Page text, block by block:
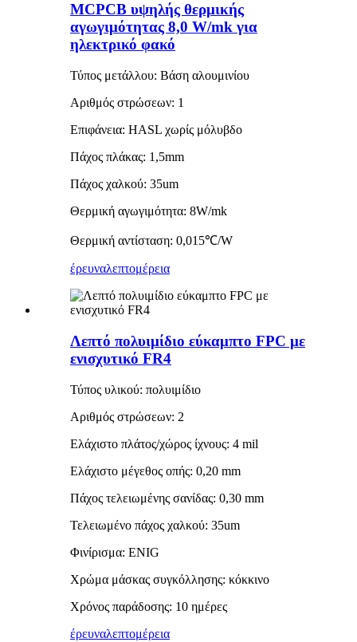
MCPCB υψηλής θερμικής
αγωγιμότητας 8,0 W/mk για
ηλεκτρικό φακό
Τύπος μετάλλου: Βάση αλουμινίου
Αριθμός στρώσεων: 1
Επιφάνεια: HASL χωρίς μόλυβδο
Πάχος πλάκας: 1,5mm
Πάχος χαλκού: 35um
Θερμική αγωγιμότητα: 8W/mk
Θερμική αντίσταση: 0,015℃/W
έρευναλεπτομέρεια
Λεπτό πολυιμίδιο εύκαμπτο FPC με
ενισχυτικό FR4
Τύπος υλικού: πολυιμίδιο
Αριθμός στρώσεων: 2
Ελάχιστο πλάτος/χώρος ίχνους: 4 mil
Ελάχιστο μέγεθος οπής: 0,20 mm
Πάχος τελειωμένης σανίδας: 0,30 mm
Τελειωμένο πάχος χαλκού: 35um
Φινίρισμα: ENIG
Χρώμα μάσκας συγκόλλησης: κόκκινο
Χρόνος παράδοσης: 10 ημέρες
έρευναλεπτομέρεια